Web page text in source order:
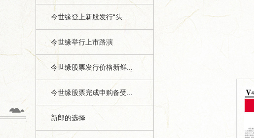
今世缘登上新股发行“头...
今世缘举行上市路演
今世缘股票发行价格新鲜...
今世缘股票完成申购备受...
新郎的选择